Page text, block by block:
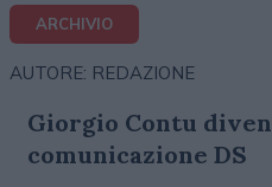
ARCHIVIO
AUTORE: REDAZIONE
Giorgio Contu
comunicazione DS